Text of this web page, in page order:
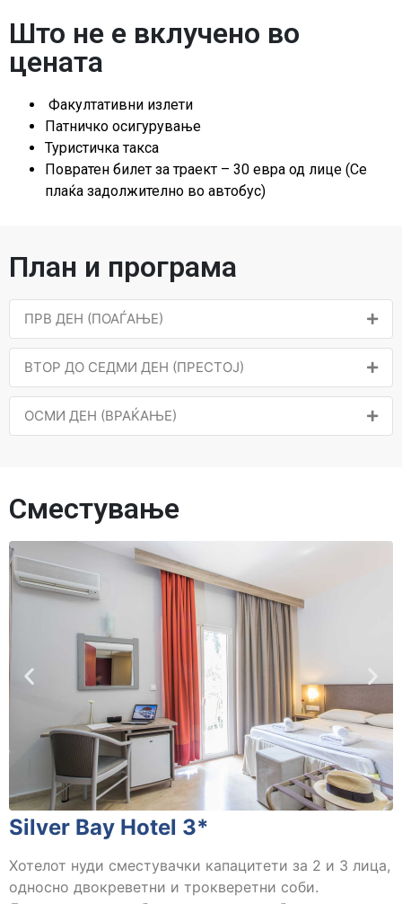
Што не е вклучено во
цената
Факултативни излети
Патничко осигурување
Туристичка такса
Повратен билет за траект – 30 евра од лице (Се
плаќа задолжително во автобус)
План и програма
ПРВ ДЕН (ПОАЃАЊЕ)
ВТОР ДО СЕДМИ ДЕН (ПРЕСТОЈ)
ОСМИ ДЕН (ВРАЌАЊЕ)
Сместување
Silver Bay Hotel 3*
Хотелот нуди сместувачки капацитети за 2 и 3 лица,
односно двокреветни и трокверетни соби.